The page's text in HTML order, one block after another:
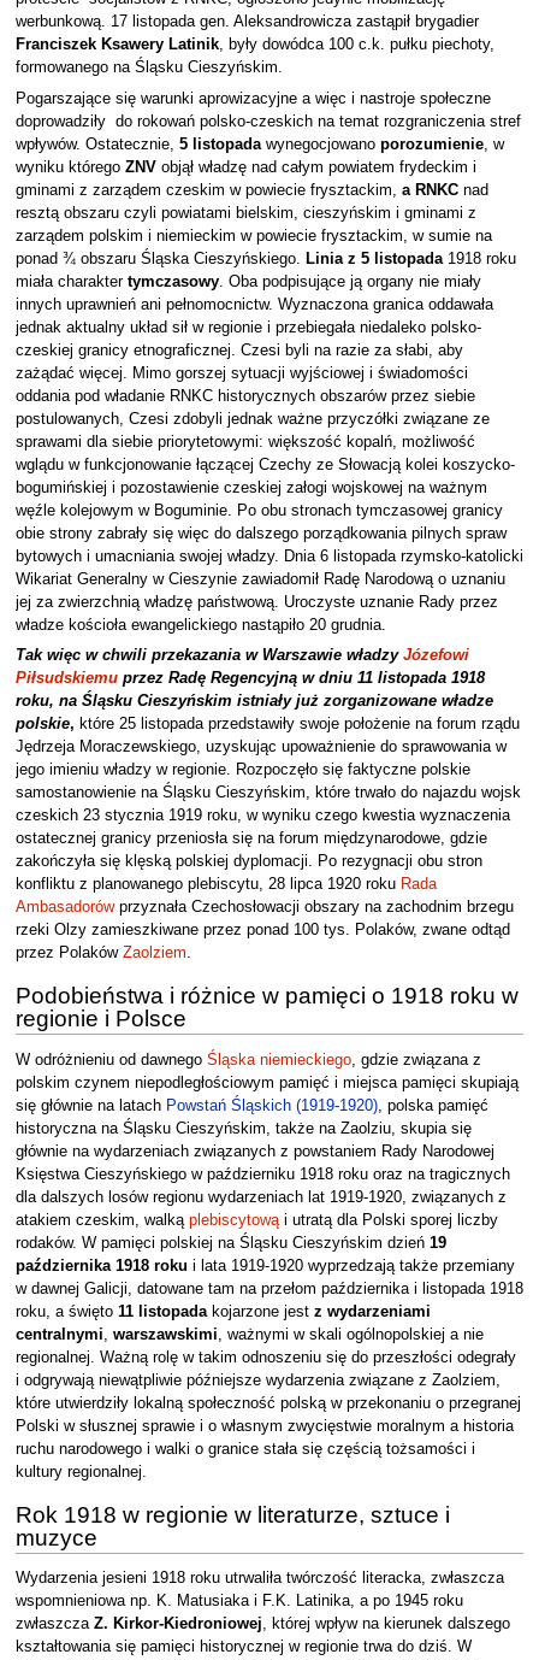
werbunkową. 17 listopada gen. Aleksandrowicza zastąpił brygadier
Franciszek Ksawery Latinik, były dowódca 100 c.k. pułku piechoty,
formowanego na Śląsku Cieszyńskim.
Pogarszające się warunki aprowizacyjne a więc i nastroje społeczne
doprowadziły do rokowań polsko-czeskich na temat rozgraniczenia stref
wpływów. Ostatecznie, 5 listopadawynegocjowano porozumienie, w
wyniku którego ZNVobjął władzę nad całym powiatem frydeckim i
gminami z zarządem czeskim w powiecie frysztackim, a RNKCnad
resztą obszaru czyli powiatami bielskim, cieszyńskim i gminami z
zarządem polskim i niemieckim w powiecie frysztackim, w sumie na
ponad ¾ obszaru Śląska Cieszyńskiego. Linia z 5 listopada1918 roku
miała charakter tymczasowy. Oba podpisujące ją organy nie miały
innych uprawnień ani pełnomocnictw. Wyznaczona granica oddawała
jednak aktualny układ sił w regionie i przebiegała niedaleko polsko-
czeskiej granicy etnograficznej. Czesi byli na razie za słabi, aby
zażądać więcej. Mimo gorszej sytuacji wyjściowej i świadomości
oddania pod władanie RNKC historycznych obszarów przez siebie
postulowanych, Czesi zdobyli jednak ważne przyczółki związane ze
sprawami dla siebie priorytetowymi: większość kopalń, możliwość
wglądu w funkcjonowanie łączącej Czechy ze Słowacją kolei koszycko-
bogumińskiej i pozostawienie czeskiej załogi wojskowej na ważnym
węźle kolejowym w Boguminie. Po obu stronach tymczasowej granicy
obie strony zabrały się więc do dalszego porządkowania pilnych spraw
bytowych i umacniania swojej władzy. Dnia 6 listopada rzymsko-katolicki
Wikariat Generalny w Cieszynie zawiadomił Radę Narodową o uznaniu
jej za zwierzchnią władzę państwową. Uroczyste uznanie Rady przez
władze kościoła ewangelickiego nastąpiło 20 grudnia.
Tak więc w chwili przekazania w Warszawie władzy Józefowi
Piłsudskiemuprzez Radę Regencyjną w dniu 11 listopada 1918
roku, na Śląsku Cieszyńskim istniały już zorganizowane władze
polskie, które 25 listopada przedstawiły swoje położenie na forum rządu
Jędrzeja Moraczewskiego, uzyskując upoważnienie do sprawowania w
jego imieniu władzy w regionie. Rozpoczęło się faktyczne polskie
samostanowienie na Śląsku Cieszyńskim, które trwało do najazdu wojsk
czeskich 23 stycznia 1919 roku, w wyniku czego kwestia wyznaczenia
ostatecznej granicy przeniosła się na forum międzynarodowe, gdzie
zakończyła się klęską polskiej dyplomacji. Po rezygnacji obu stron
konfliktu z planowanego plebiscytu, 28 lipca 1920 roku Rada
Ambasadorówprzyznała Czechosłowacji obszary na zachodnim brzegu
rzeki Olzy zamieszkiwane przez ponad 100 tys. Polaków, zwane odtąd
przez Polaków Zaolziem.
Podobieństwa i różnice w pamięci o 1918 roku w
regionie i Polsce
W odróżnieniu od dawnego Śląska niemieckiego, gdzie związana z
polskim czynem niepodległościowym pamięć i miejsca pamięci skupiają
się głównie na latach Powstań Śląskich (1919-1920), polska pamięć
historyczna na Śląsku Cieszyńskim, także na Zaolziu, skupia się
głównie na wydarzeniach związanych z powstaniem Rady Narodowej
Księstwa Cieszyńskiego w październiku 1918 roku oraz na tragicznych
dla dalszych losów regionu wydarzeniach lat 1919-1920, związanych z
atakiem czeskim, walką plebiscytowąi utratą dla Polski sporej liczby
rodaków. W pamięci polskiej na Śląsku Cieszyńskim dzień 19
października 1918 roku i lata 1919-1920 wyprzedzają także przemiany
w dawnej Galicji, datowane tam na przełom października i listopada 1918
roku, a święto 11 listopadakojarzone jest z wydarzeniami
centralnymi
warszawskimi , ważnymi w skali ogólnopolskiej a nie
regionalnej. Ważną rolę w takim odnoszeniu się do przeszłości odegrały
i odgrywają niewątpliwie późniejsze wydarzenia związane z Zaolziem,
które utwierdziły lokalną społeczność polską w przekonaniu o przegranej
Polski w słusznej sprawie i o własnym zwycięstwie moralnym a historia
ruchu narodowego i walki o granice stała się częścią tożsamości i
kultury regionalnej.
Rok 1918 w regionie w literaturze, sztuce i
muzyce
Wydarzenia jesieni 1918 roku utrwaliła twórczość literacka, zwłaszcza
wspomnieniowa np. K. Matusiaka i F.K. Latinika, a po 1945 roku
zwłaszcza Z. Kirkor-Kiedroniowej, której wpływ na kierunek dalszego
kształtowania się pamięci historycznej w regionie trwa do dziś. W